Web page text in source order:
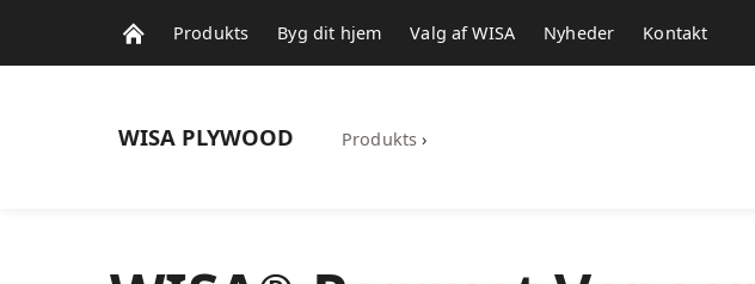
Produkts Byg dit hjem Valg af WISA Nyheder Kontakt
WISA PLYWOOD Produkts ›